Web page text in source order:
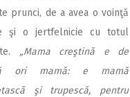
prunci, de a avea o voinţă
şi o jertfelnicie cu totul
„Mama creştină e de
ori mamă: e mamă
şi trupescă, pentru